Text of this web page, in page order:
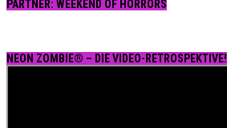
PARTNER: WEEKEND OF HORRORS
NEON ZOMBIE® – DIE VIDEO-RETROSPEKTIVE!